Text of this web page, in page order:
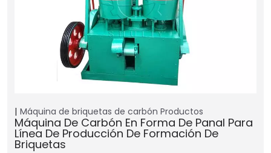
Máquina de briquetas de carbón Productos
Máquina De Carbón En Forma De Panal Para
Línea De Producción De Formación De
Briquetas